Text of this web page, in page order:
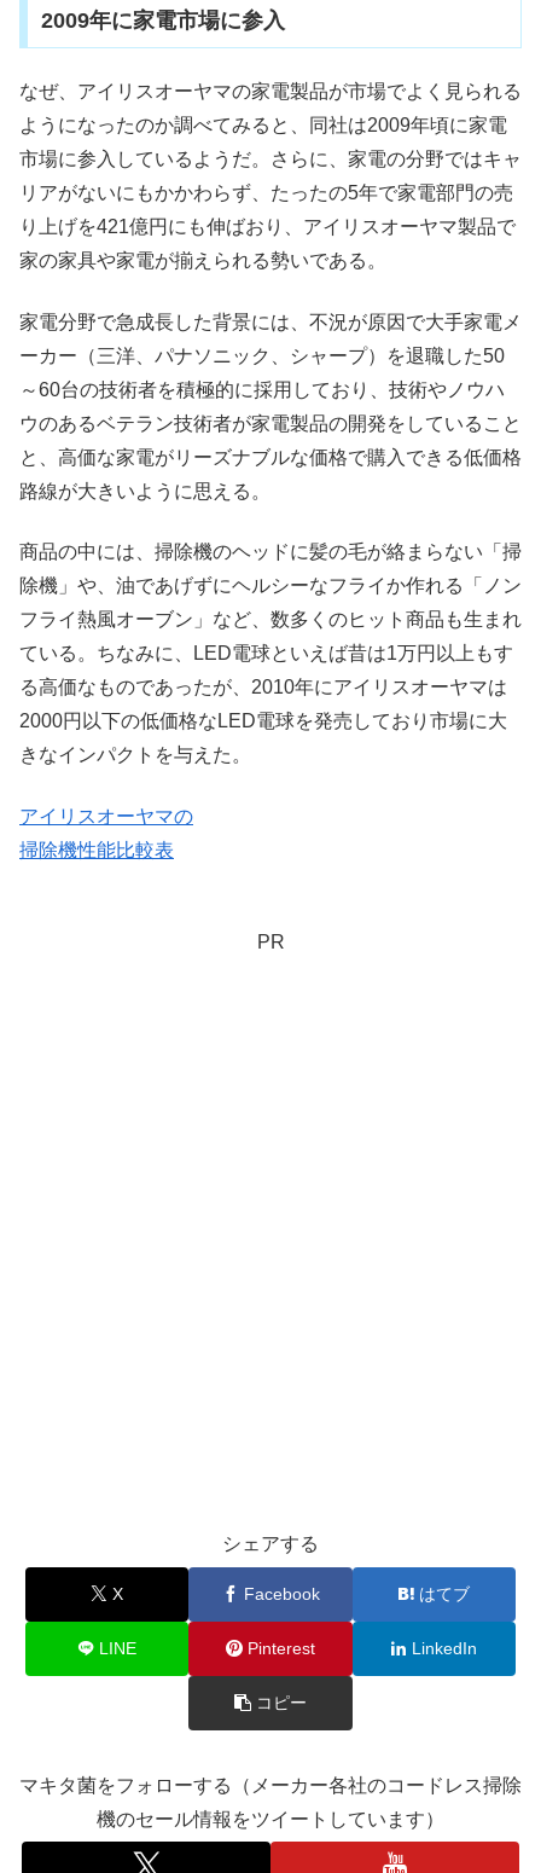
2009年に家電市場に参入
なぜ、アイリスオーヤマの家電製品が市場でよく見られる
ようになったのか調べてみると、同社は2009年頃に家電
市場に参入しているようだ。さらに、家電の分野ではキャ
リアがないにもかかわらず、たったの5年で家電部門の売
り上げを421億円にも伸ばおり、アイリスオーヤマ製品で
家の家具や家電が揃えられる勢いである。
家電分野で急成長した背景には、不況が原因で大手家電メ
ーカー（三洋、パナソニック、シャープ）を退職した50
～60台の技術者を積極的に採用しており、技術やノウハ
ウのあるベテラン技術者が家電製品の開発をしていること
と、高価な家電がリーズナブルな価格で購入できる低価格
路線が大きいように思える。
商品の中には、掃除機のヘッドに髪の毛が絡まらない「掃
除機」や、油であげずにヘルシーなフライか作れる「ノン
フライ熱風オーブン」など、数多くのヒット商品も生まれ
ている。ちなみに、LED電球といえば昔は1万円以上もす
る高価なものであったが、2010年にアイリスオーヤマは
2000円以下の低価格なLED電球を発売しており市場に大
きなインパクトを与えた。
アイリスオーヤマの
掃除機性能比較表
PR
シェアする
X Facebook はてブ
LINE Pinterest LinkedIn
コピー
マキタ菌をフォローする（メーカー各社のコードレス掃除
機のセール情報をツイートしています）